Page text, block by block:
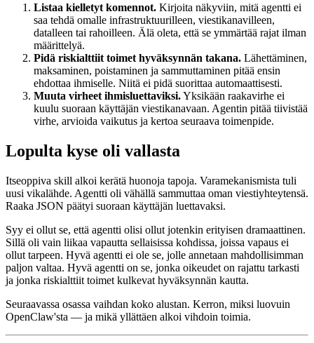
Listaa kielletyt komennot. Kirjoita näkyviin, mitä agentti ei
saa tehdä omalle infrastruktuurilleen, viestikanavilleen,
datalleen tai rahoilleen. Älä oleta, että se ymmärtää rajat ilman
määrittelyä.
Pidä riskialttiit toimet hyväksynnän takana. Lähettäminen,
maksaminen, poistaminen ja sammuttaminen pitää ensin
ehdottaa ihmiselle. Niitä ei pidä suorittaa automaattisesti.
Muuta virheet ihmisluettaviksi.Yksikään raakavirhe ei
kuulu suoraan käyttäjän viestikanavaan. Agentin pitää tiivistää
virhe, arvioida vaikutus ja kertoa seuraava toimenpide.
Lopulta kyse oli vallasta
Itseoppiva skill alkoi kerätä huonoja tapoja. Varamekanismista tuli
uusi vikalähde. Agentti oli vähällä sammuttaa oman viestiyhteytensä.
Raaka JSON päätyi suoraan käyttäjän luettavaksi.
Syy ei ollut se, että agentti olisi ollut jotenkin erityisen dramaattinen.
Sillä oli vain liikaa vapautta sellaisissa kohdissa, joissa vapaus ei
ollut tarpeen. Hyvä agentti ei ole se, jolle annetaan mahdollisimman
paljon valtaa. Hyvä agentti on se, jonka oikeudet on rajattu tarkasti
ja jonka riskialttiit toimet kulkevat hyväksynnän kautta.
Seuraavassa osassa vaihdan koko alustan. Kerron, miksi luovuin
OpenClaw'sta — ja mikä yllättäen alkoi vihdoin toimia.